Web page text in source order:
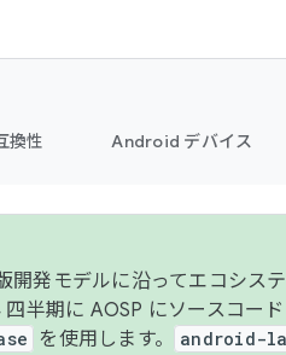
換性 Android デバイス
開発モデルに沿ってエコシス
半期に AOSP にソースコー
を使用します。 android-